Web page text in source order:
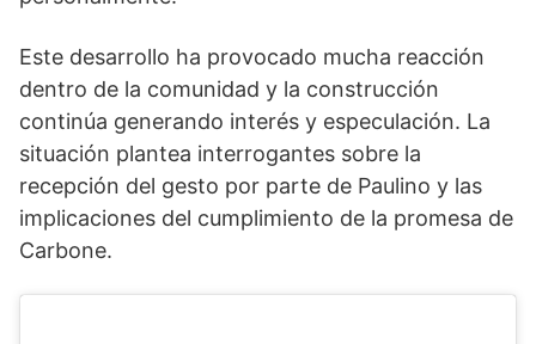
Este desarrollo ha provocado mucha reacción
dentro de la comunidad y la construcción
continúa generando interés y especulación. La
situación plantea interrogantes sobre la
recepción del gesto por parte de Paulino y las
implicaciones del cumplimiento de la promesa de
Carbone.